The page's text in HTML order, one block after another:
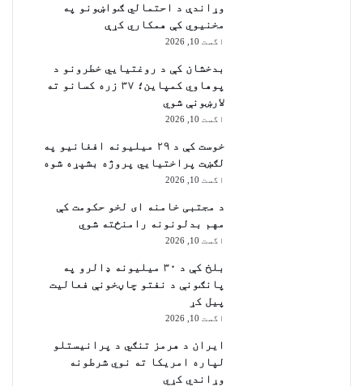
وړاندې د احتمالي ګواښونو په
مخنیوي کې همکاري کړې
اگست 10, 2026
بدخشان کې د روغتیايي خطرونو د
پوهاوي کمپاین؛ ۳۷ زره کسانو ته
لارښونې شوي
اگست 10, 2026
خوست کې د ۲۹ میلیونه افغانیو په
لګښت پراختیايي پروژه بشپړه شوه
اگست 10, 2026
د مجتبی خامنه ای لخو حکومت کې
مهم بدلونونه رامنځته شوي
اگست 10, 2026
بلخ کې د ۳۰ میلیونه ډالرو په
پانګونې د نفتو چاڼخونې فعالیت
پیل کړ
اگست 10, 2026
ایران د هرمز تنګي د پرانیستلو
لپاره امریکا ته نوي شرطونه
وړاندي کړي